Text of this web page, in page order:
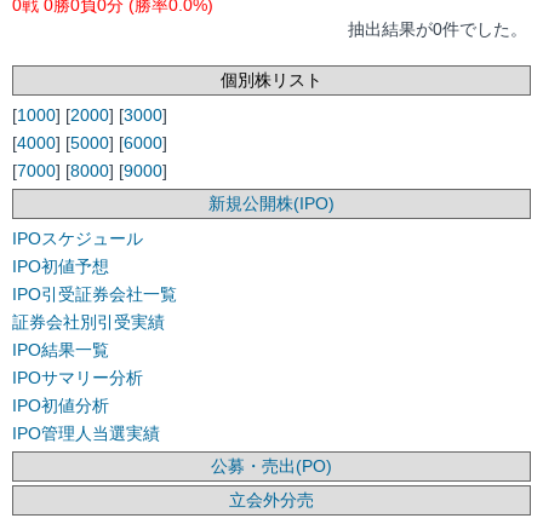
0戦 0勝0負0分 (勝率0.0%)
抽出結果が0件でした。
個別株リスト
[1000] [2000] [3000]
[4000] [5000] [6000]
[7000] [8000] [9000]
新規公開株(IPO)
IPOスケジュール
IPO初値予想
IPO引受証券会社一覧
証券会社別引受実績
IPO結果一覧
IPOサマリー分析
IPO初値分析
IPO管理人当選実績
公募・売出(PO)
立会外分売